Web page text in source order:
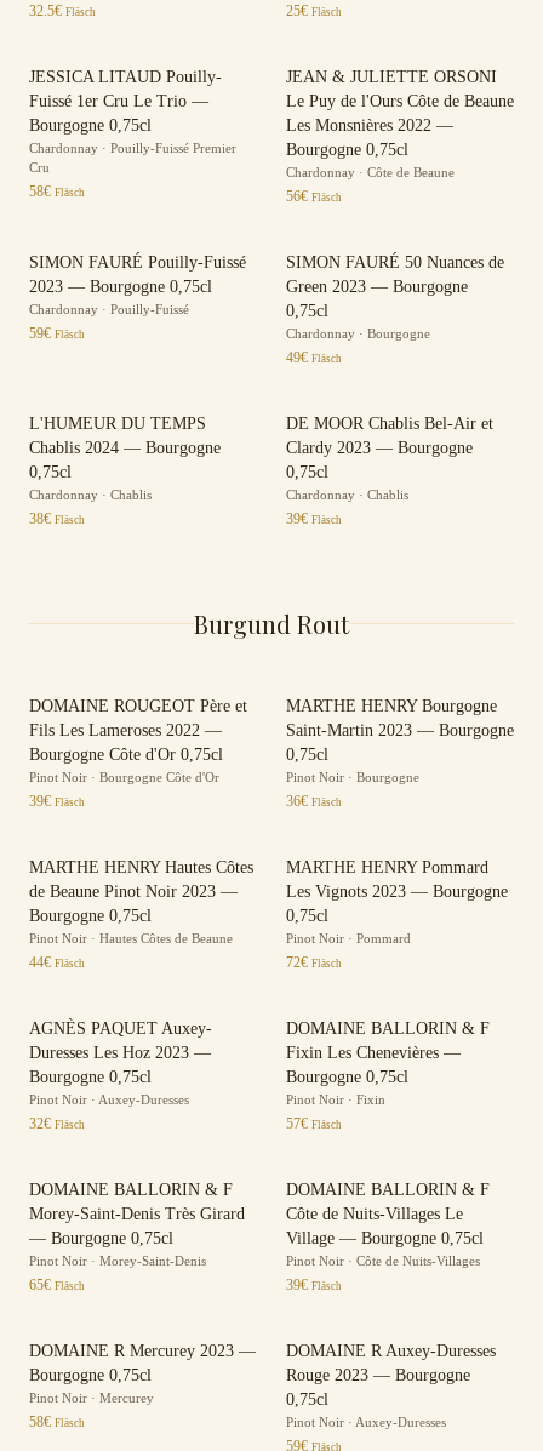
32.5€ Fläsch 25€ Fläsch
JESSICA LITAUD Pouilly-
Fuissé 1er Cru Le Trio —
Bourgogne 0,75cl
Chardonnay · Pouilly-Fuissé Premier
Cru
58€ Fläsch
JEAN & JULIETTE ORSONI
Le Puy de l'Ours Côte de Beaune
Les Monsnières 2022 —
Bourgogne 0,75cl
Chardonnay · Côte de Beaune
56€ Fläsch
SIMON FAURÉ Pouilly-Fuissé
2023 — Bourgogne 0,75cl
Chardonnay · Pouilly-Fuissé
59€ Fläsch
SIMON FAURÉ 50 Nuances de
Green 2023 — Bourgogne
0,75cl
Chardonnay · Bourgogne
49€ Fläsch
L'HUMEUR DU TEMPS
Chablis 2024 — Bourgogne
0,75cl
Chardonnay · Chablis
38€ Fläsch
DE MOOR Chablis Bel-Air et
Clardy 2023 — Bourgogne
0,75cl
Chardonnay · Chablis
39€ Fläsch
Burgund Rout
DOMAINE ROUGEOT Père et
Fils Les Lameroses 2022 —
Bourgogne Côte d'Or 0,75cl
Pinot Noir · Bourgogne Côte d'Or
39€ Fläsch
MARTHE HENRY Bourgogne
Saint-Martin 2023 — Bourgogne
0,75cl
Pinot Noir · Bourgogne
36€ Fläsch
MARTHE HENRY Hautes Côtes
de Beaune Pinot Noir 2023 —
Bourgogne 0,75cl
Pinot Noir · Hautes Côtes de Beaune
44€ Fläsch
MARTHE HENRY Pommard
Les Vignots 2023 — Bourgogne
0,75cl
Pinot Noir · Pommard
72€ Fläsch
AGNÈS PAQUET Auxey-
Duresses Les Hoz 2023 —
Bourgogne 0,75cl
Pinot Noir · Auxey-Duresses
32€ Fläsch
DOMAINE BALLORIN & F
Fixin Les Chenevières —
Bourgogne 0,75cl
Pinot Noir · Fixin
57€ Fläsch
DOMAINE BALLORIN & F
Morey-Saint-Denis Très Girard
— Bourgogne 0,75cl
Pinot Noir · Morey-Saint-Denis
65€ Fläsch
DOMAINE BALLORIN & F
Côte de Nuits-Villages Le
Village — Bourgogne 0,75cl
Pinot Noir · Côte de Nuits-Villages
39€ Fläsch
DOMAINE R Mercurey 2023 —
Bourgogne 0,75cl
Pinot Noir · Mercurey
58€ Fläsch
DOMAINE R Auxey-Duresses
Rouge 2023 — Bourgogne
0,75cl
Pinot Noir · Auxey-Duresses
59€ Fläsch